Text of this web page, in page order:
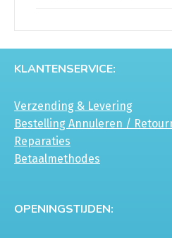
KLANTENSERVICE:
Verzending & Levering
Bestelling Annuleren /
Reparaties
Betaalmethodes
OPENINGSTIJDEN: